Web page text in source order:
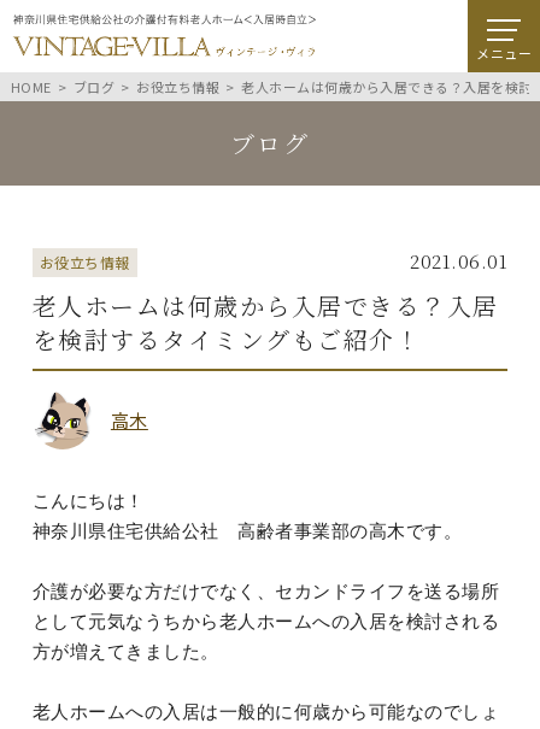
メニュー
HOME
ブログ お役立ち情報 老人ホームは何歳から入居できる？入居を検討
ブログ
お役立ち情報 2021.06.01
老人ホームは何歳から入居できる？入居
を検討するタイミングもご紹介！
高木
こんにちは！
神奈川県住宅供給公社 高齢者事業部の高木です。
介護が必要な方だけでなく、セカンドライフを送る場所
として元気なうちから老人ホームへの入居を検討される
方が増えてきました。
老人ホームへの入居は一般的に何歳から可能なのでしょ